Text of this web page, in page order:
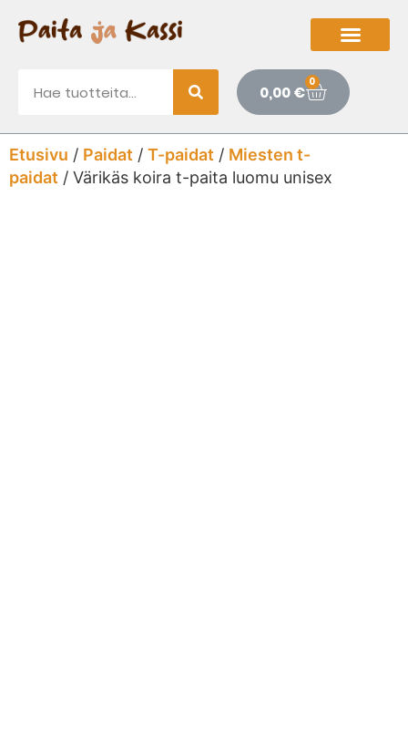
0,00€
0
Etusivu / Paidat / T-paidat / Miesten t-
paidat / Värikäs koira t-paita luomu unisex